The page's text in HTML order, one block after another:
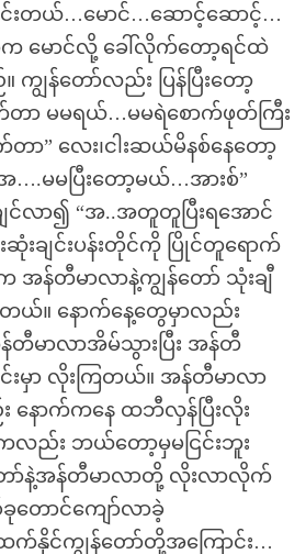
းတယ်…မောင်…ဆောင့်ဆောင့်…
က မောင်လို့ ခေါ်လိုက်တော့ရင်ထဲ
ကျွန်တော်လည်း ပြန်ပြီးတော့
တာ မမရယ်…မမရဲစောက်ဖုတ်ကြီး
” လေး၊ငါးဆယ်မိနစ်နေတော့
မမပြီးတော့မယ်…အားစ်”
ျင်လာ၍ “အ..အတူတူပြီးရအောင်
ဆုံးချင်းပန်းတိုင်ကို ပြိုင်တူရောက်
အန်တီမာလာနဲ့ကျွန်တော် သုံးချီ
။ နောက်နေ့တွေမှာလည်း
မာလာအိမ်သွားပြီး အန်တီ
းမှာ လိုးကြတယ်။ အန်တီမာလာ
နောက်ကနေ ထဘီလှန်ပြီးလိုး
ည်း ဘယ်တော့မှမငြင်းဘူး
ော်နဲ့အန်တီမာလာတို့ လိုးလာလိုက်
ောင်ကျော်လာခဲ့
နိုင်ကျွန်တော်တို့အကြောင်း…